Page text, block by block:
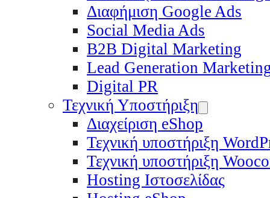
Διαφήμιση Google Ads
Social Media Ads
B2B Digital Marketing
Lead Generation
Digital PR
Τεχνική Υποστήριξη
Διαχείριση eShop
Τεχνική υποστήριξη
Τεχνική υποστήριξη
Hosting Ιστοσελίδας